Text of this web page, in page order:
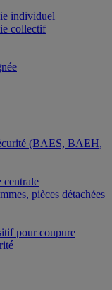
individuel
collectif
(BAES, BAEH,
centrale
pièces détachées
pour coupure